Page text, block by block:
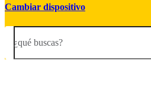
Cambiar dispositivo
¿qué buscas?